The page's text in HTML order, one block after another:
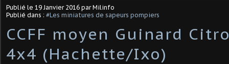
Publié le 19 Janvier 2016 par Milinfo
Publié dans : #Les miniatures de sapeurs pompiers
CCFF moyen Guinard
4x4 (Hachette/Ixo)